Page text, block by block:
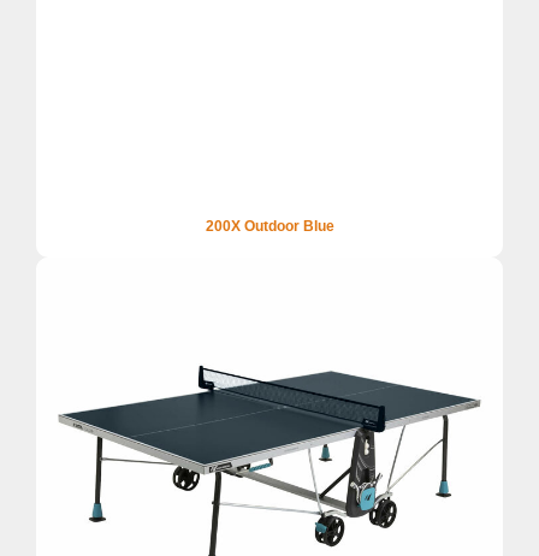
200X Outdoor Blue